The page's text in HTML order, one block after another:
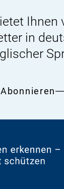
Gerd
Winter
Ihnen
in
Abonnieren